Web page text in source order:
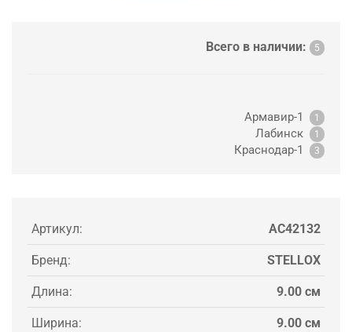
Всего в наличии: 5
Армавир-1 1
Лабинск 1
Краснодар-1 3
Артикул: AC42132
Бренд: STELLOX
Длина: 9.00 см
Ширина: 9.00 см